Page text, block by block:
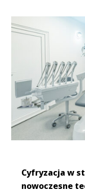
Cyfryzacja w
nowoczesne